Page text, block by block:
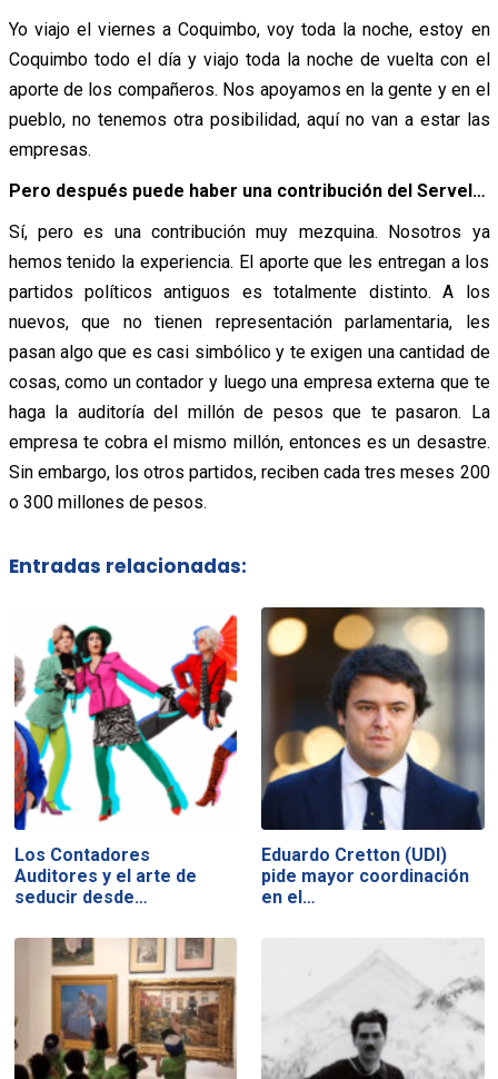
Yo viajo el viernes a Coquimbo, voy toda la noche, estoy en
Coquimbo todo el día y viajo toda la noche de vuelta con el
aporte de los compañeros. Nos apoyamos en la gente y en el
pueblo, no tenemos otra posibilidad, aquí no van a estar las
empresas.
Pero después puede haber una contribución del Servel…
Sí, pero es una contribución muy mezquina. Nosotros ya
hemos tenido la experiencia. El aporte que les entregan a los
partidos políticos antiguos es totalmente distinto. A los
nuevos, que no tienen representación parlamentaria, les
pasan algo que es casi simbólico y te exigen una cantidad de
cosas, como un contador y luego una empresa externa que te
haga la auditoría del millón de pesos que te pasaron. La
empresa te cobra el mismo millón, entonces es un desastre.
Sin embargo, los otros partidos, reciben cada tres meses 200
o 300 millones de pesos.
Entradas relacionadas:
Los Contadores
Auditores y el arte de
seducir desde…
Eduardo Cretton (UDI)
pide mayor coordinación
en el…